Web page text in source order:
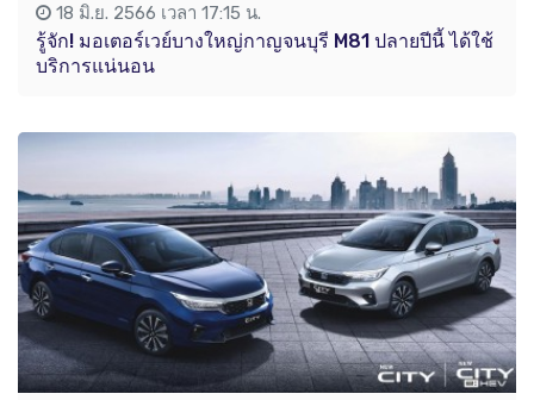
18 มิ.ย. 2566 เวลา 17:15 น.
รู้จัก! มอเตอร์เวย์บางใหญ่กาญจนบุรี M81 ปลายปีนี้ ได้ใช้
บริการแน่นอน